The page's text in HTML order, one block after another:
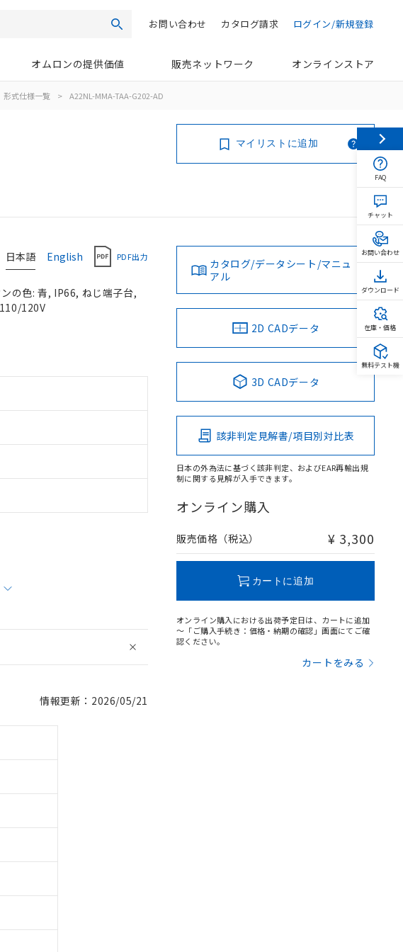
検索 ログイン/新規登録
カタログ請求
お問い合わせ
オムロンの提供価値 販売ネットワーク オンラインストア
形式仕様一覧 > A22NL-MMA-TAA-G202-AD
マイリストに追加
日本語 English PDF出力
の色: 青, IP66, ねじ端子台,
120V
情報更新：2026/05/21
カタログ/データシート/マニュ
アル
2D CADデータ
3D CADデータ
該非判定見解書/項目別対比表
日本の外為法に基づく該非判定、およびEAR再輸出規
制に関する見解が入手できます。
オンライン購入
販売価格（税込） ¥ 3,300
カートに追加
オンライン購入における出荷予定日は、カートに追加
～「ご購入手続き：価格・納期の確認」画面にてご確
認ください。
カートをみる
FAQ
チャット
お問い合わせ
ダウンロード
在庫・価格
無料テスト機